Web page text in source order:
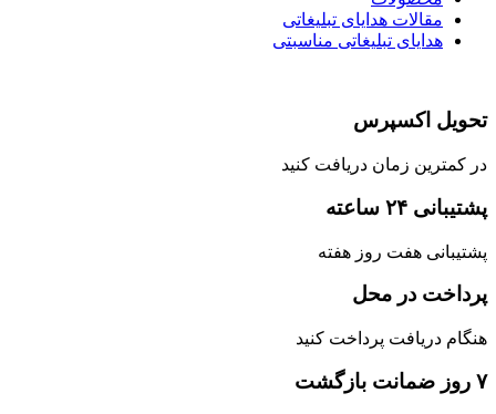
مقالات هدایای تبلیغاتی
هدایای تبلیغاتی مناسبتی
تحویل اکسپرس
در کمترین زمان دریافت کنید
پشتیبانی ۲۴ ساعته
پشتیبانی هفت روز هفته
پرداخت در محل
هنگام دریافت پرداخت کنید
۷ روز ضمانت بازگشت